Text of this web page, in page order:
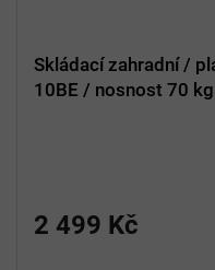
Skládací zahradní /
10BE / nosnost 70
2 499 Kč